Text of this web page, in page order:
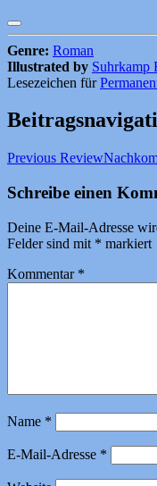
Genre: Roman
Illustrated by Suhrkamp
Lesezeichen für
Previous Review
Schreibe einen
Deine E-Mail-Adresse
Felder sind mit * markiert
Kommentar *
Name *
E-Mail-Adresse *